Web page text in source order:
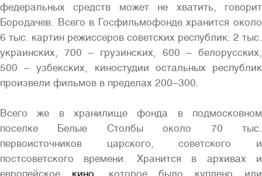
федеральных средств может не хватить, говорит
Бородачев. Всего в Госфильмофонде хранится около
6 тыс. картин режиссеров советских республик: 2 тыс.
украинских, 700 – грузинских, 600 – белорусских,
500 – узбекских, киностудии остальных республик
произвели фильмов в пределах 200–300.
Всего же в хранилище фонда в подмосковном
поселке Белые Столбы около 70 тыс.
первоисточников царского, советского и
постсоветского времени. Хранится в архивах и
европейское кино, которое было куплено или